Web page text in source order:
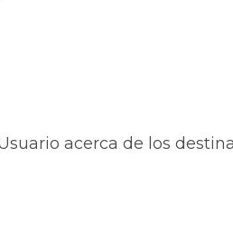
acerca de los